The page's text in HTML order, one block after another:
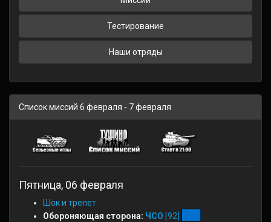
Тестирование
Наши отряды
Список миссий 6 февраля - 7 февраля
Пятница, 06 февраля
Шок и трепет
Обороняющая сторона: ЧСО [92]